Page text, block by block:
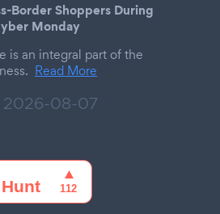
Border Shoppers During
Monday
is an integral part of the
Read More
2026-08-07